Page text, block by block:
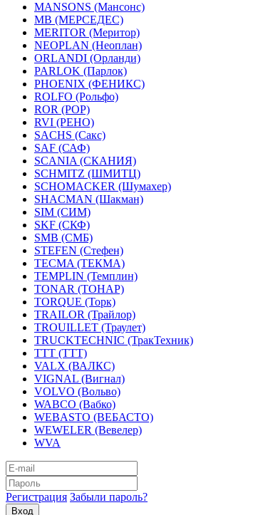
MANSONS (Мансонс)
MB (МЕРСЕДЕС)
MERITOR (Меритор)
NEOPLAN (Неоплан)
ORLANDI (Орланди)
PARLOK (Парлок)
PHOENIX (ФЕНИКС)
ROLFO (Рольфо)
ROR (РОР)
RVI (РЕНО)
SACHS (Сакс)
SAF (САФ)
SCANIA (СКАНИЯ)
SCHMITZ (ШМИТЦ)
SCHOMACKER (Шумахер)
SHACMAN (Шакман)
SIM (СИМ)
SKF (СКФ)
SMB (СМБ)
STEFEN (Стефен)
TECMA (ТЕКМА)
TEMPLIN (Темплин)
TONAR (ТОНАР)
TORQUE (Торк)
TRAILOR (Трайлор)
TROUILLET (Траулет)
TRUCKTECHNIC (ТракТехник)
TTT (ТТТ)
VALX (ВАЛКС)
VIGNAL (Вигнал)
VOLVO (Вольво)
WABCO (Вабко)
WEBASTO (ВЕБАСТО)
WEWELER (Вевелер)
WVA
Регистрация Забыли пароль?